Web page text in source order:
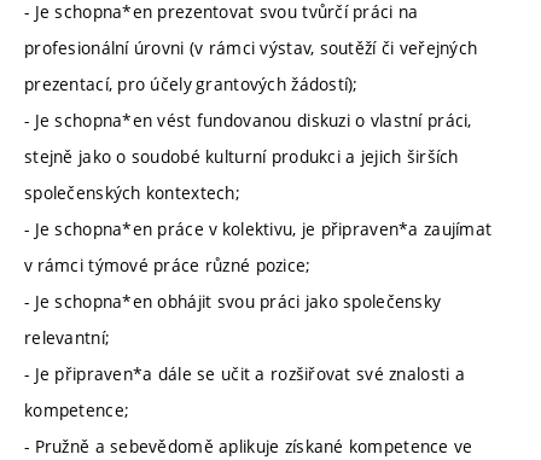
- Je schopna*en prezentovat svou tvůrčí práci na
profesionální úrovni (v rámci výstav, soutěží či veřejných
prezentací, pro účely grantových žádostí);
- Je schopna*en vést fundovanou diskuzi o vlastní práci,
stejně jako o soudobé kulturní produkci a jejich širších
společenských kontextech;
- Je schopna*en práce v kolektivu, je připraven*a zaujímat
v rámci týmové práce různé pozice;
- Je schopna*en obhájit svou práci jako společensky
relevantní;
- Je připraven*a dále se učit a rozšiřovat své znalosti a
kompetence;
- Pružně a sebevědomě aplikuje získané kompetence ve